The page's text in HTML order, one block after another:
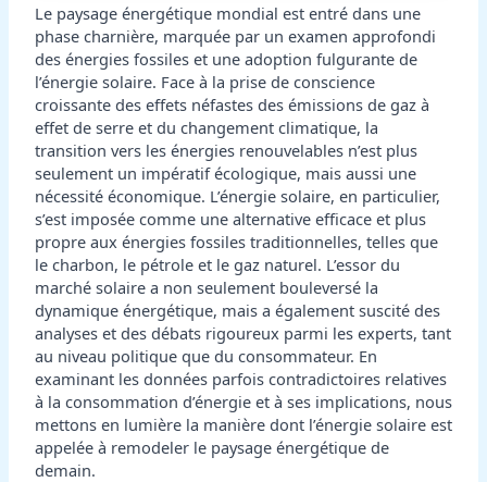
Le paysage énergétique mondial est entré dans une
phase charnière, marquée par un examen approfondi
des énergies fossiles et une adoption fulgurante de
l’énergie solaire. Face à la prise de conscience
croissante des effets néfastes des émissions de gaz à
effet de serre et du changement climatique, la
transition vers les énergies renouvelables n’est plus
seulement un impératif écologique, mais aussi une
nécessité économique. L’énergie solaire, en particulier,
s’est imposée comme une alternative efficace et plus
propre aux énergies fossiles traditionnelles, telles que
le charbon, le pétrole et le gaz naturel. L’essor du
marché solaire a non seulement bouleversé la
dynamique énergétique, mais a également suscité des
analyses et des débats rigoureux parmi les experts, tant
au niveau politique que du consommateur. En
examinant les données parfois contradictoires relatives
à la consommation d’énergie et à ses implications, nous
mettons en lumière la manière dont l’énergie solaire est
appelée à remodeler le paysage énergétique de
demain.